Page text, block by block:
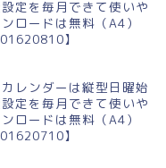
定を毎月できて使いや
ロードは無料（A4）
】
レンダーは縦型日曜始
定を毎月できて使いや
ロードは無料（A4）
】